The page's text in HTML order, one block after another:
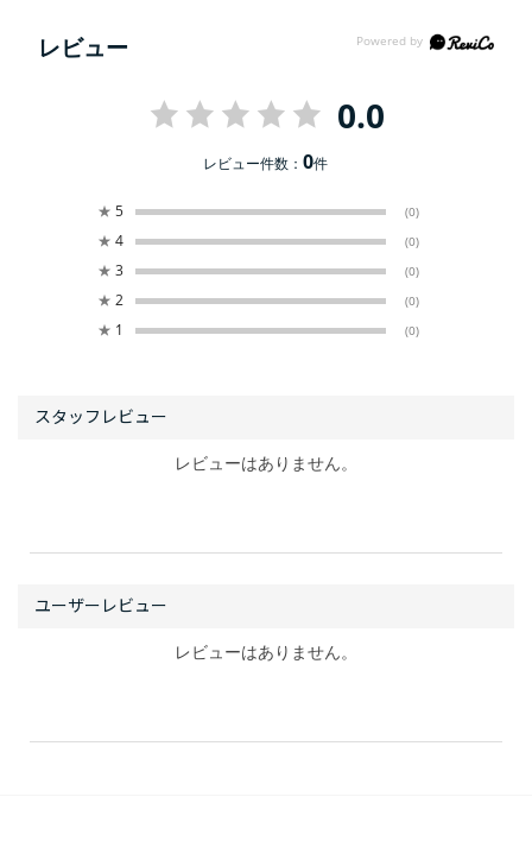
レビュー
0.0
レビュー件数：0件
★ 5 (0)
★ 4 (0)
★ 3 (0)
★ 2 (0)
★ 1 (0)
レビューはありません。
レビューはありません。